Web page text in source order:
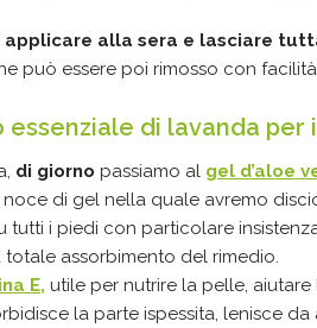
applicare alla sera e lasciare
può essere poi rimosso con
essenziale di lavanda per
di giorno passiamo al gel d’aloe
di gel nella quale avremo
tutti i piedi con particolare
assorbimento del rimedio.
E, utile per nutrire la pelle,
la parte ispessita, lenisce da